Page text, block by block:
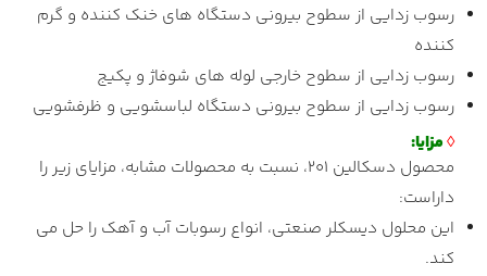
رسوب زدایی از سطوح بیرونی دستگاه های خنک کننده و گرم
کننده
رسوب زدایی از سطوح خارجی لوله های شوفاژ و پکیج
رسوب زدایی از سطوح بیرونی دستگاه لباسشویی و ظرفشویی
◊مزایا:
محصول دسکالین 201، نسبت به محصولات مشابه، مزایای زیر را
داراست:
این محلول دیسکلر صنعتی، انواع رسوبات آب و آهک را حل می
کند.